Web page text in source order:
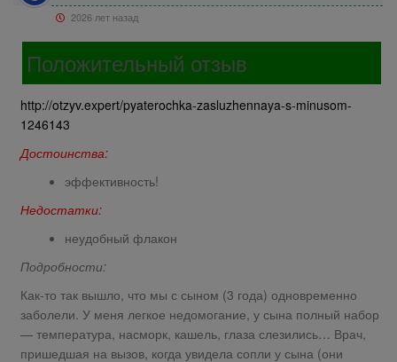
2026 лет назад
Положительный отзыв
http://otzyv.expert/pyaterochka-zasluzhennaya-s-minusom-
1246143
Достоинства:
эффективность!
Недостатки:
неудобный флакон
Подробности:
Как-то так вышло, что мы с сыном (3 года) одновременно
заболели. У меня легкое недомогание, у сына полный набор
— температура, насморк, кашель, глаза слезились… Врач,
пришедшая на вызов, когда увидела сопли у сына (они